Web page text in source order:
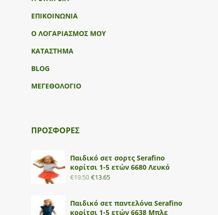
ΕΠΙΚΟΙΝΩΝΙΑ
Ο ΛΟΓΑΡΙΑΣΜΟΣ ΜΟΥ
ΚΑΤΑΣΤΗΜΑ
BLOG
ΜΕΓΕΘΟΛΟΓΙΟ
ΠΡΟΣΦΟΡΕΣ
Παιδικό σετ σορτς Serafino
κορίτσι 1-5 ετών 6680 Λευκό
€19.50 €13.65
Παιδικό σετ παντελόνα Serafino
κορίτσι 1-5 ετών 6638 Μπλε